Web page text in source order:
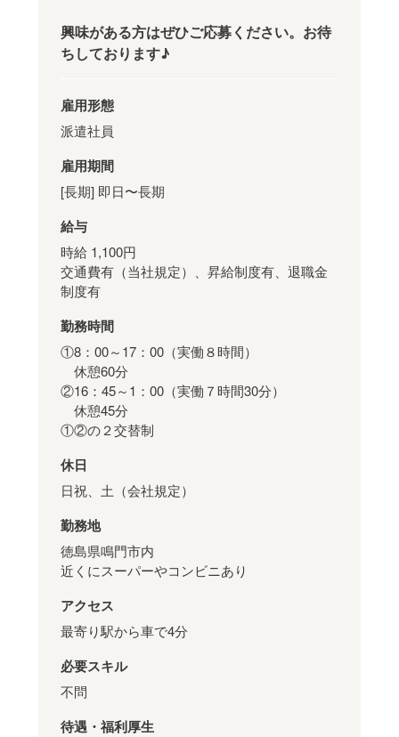
興味がある方はぜひご応募ください。お待
ちしております♪
雇用形態
派遣社員
雇用期間
[長期] 即日〜長期
給与
時給 1,100円
交通費有（当社規定）、昇給制度有、退職金
制度有
勤務時間
①8：00～17：00（実働８時間）
休憩60分
②16：45～1：00（実働７時間30分）
休憩45分
①②の２交替制
休日
日祝、土（会社規定）
勤務地
徳島県鳴門市内
近くにスーパーやコンビニあり
アクセス
最寄り駅から車で4分
必要スキル
不問
待遇・福利厚生